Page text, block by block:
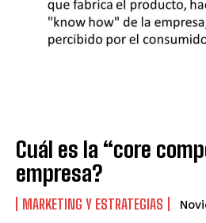
Cuál es la “core
empresa?
MARKETING Y ESTRATEGIAS